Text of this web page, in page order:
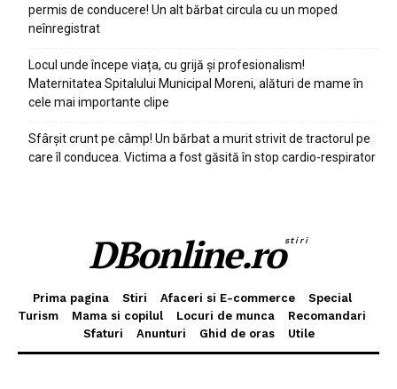
permis de conducere! Un alt bărbat circula cu un moped
neînregistrat
Locul unde începe viața, cu grijă și profesionalism!
Maternitatea Spitalului Municipal Moreni, alături de mame în
cele mai importante clipe
Sfârșit crunt pe câmp! Un bărbat a murit strivit de tractorul pe
care îl conducea. Victima a fost găsită în stop cardio-respirator
DBonline.rostiri
Prima pagina Stiri Afaceri si E-commerce
Special
Turism
Mama si copilul Locuri de munca
Recomandari
Sfaturi
Anunturi Ghid de oras Utile